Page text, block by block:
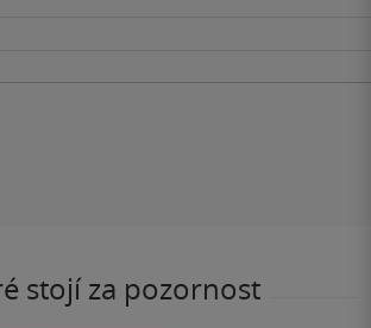
stojí za pozornost